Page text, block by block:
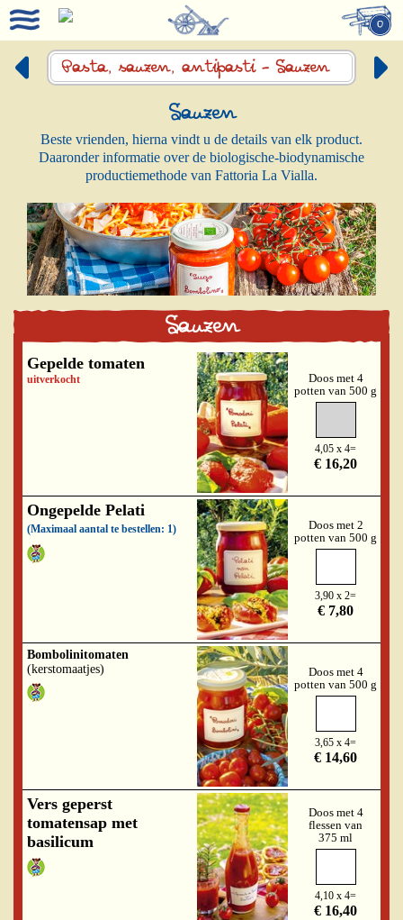
0
Pasta, sauzen, antipasti - Sauzen
Sauzen
Beste vrienden, hierna vindt u de details van elk product.
Daaronder informatie over de biologische-biodynamische
productiemethode van Fattoria La Vialla.
Sauzen
Gepelde tomaten
uitverkocht
Doos met 4
potten van 500 g
4,05 x 4=
€ 16,20
Ongepelde Pelati
(Maximaal aantal te bestellen: 1)
Doos met 2
potten van 500 g
3,90 x 2=
€ 7,80
Bombolinitomaten
(kerstomaatjes)
Doos met 4
potten van 500 g
3,65 x 4=
€ 14,60
Vers geperst
tomatensap met
basilicum
Doos met 4
flessen van
375 ml
4,10 x 4=
€ 16,40